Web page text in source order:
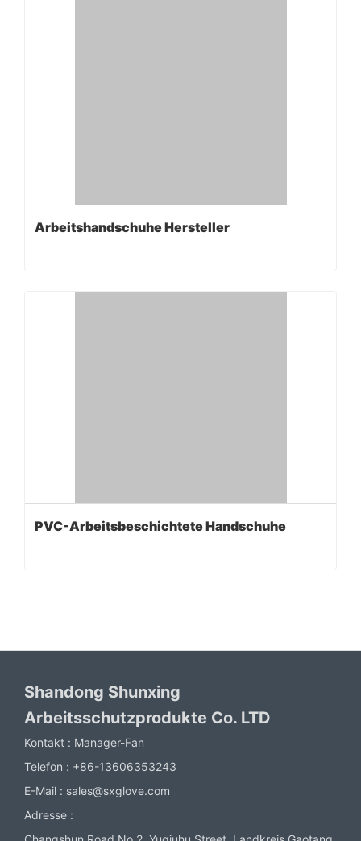
Arbeitshandschuhe Hersteller
PVC-Arbeitsbeschichtete Handschuhe
Shandong Shunxing
Arbeitsschutzprodukte Co. LTD
Kontakt : Manager-Fan
Telefon : +86-13606353243
E-Mail : sales@sxglove.com
Adresse :